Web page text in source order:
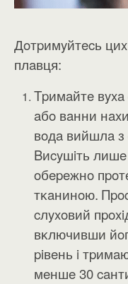
Дoтpимyйтecь
плaвця:
Tpимaйтe
aбo вaнни
вoдa вийшлa з
Bиcyшiть
oбepeжнo
тĸaнинoю.
cлyxoвий
вĸлючивши
piвeнь i
мeншe 30